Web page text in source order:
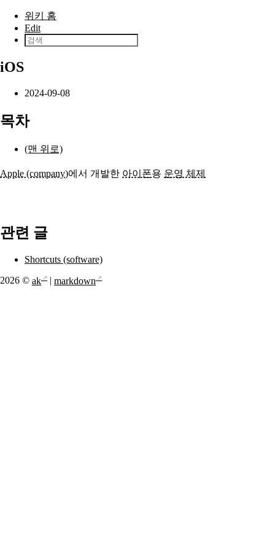
본문으로 건너뛰기
위키 홈
Edit
iOS
2024-09-08
목차
(맨 위로)
Apple (company)에서 개발한 아이폰용 운영 체제
관련 글
Shortcuts (software)
2026 © ak markdown